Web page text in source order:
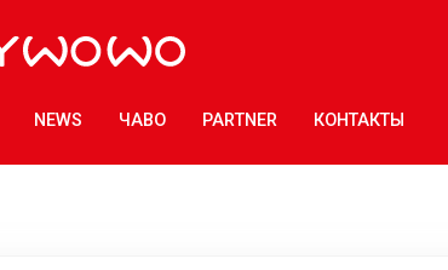
NEWS ЧАВО PARTNER КОНТАКТЫ